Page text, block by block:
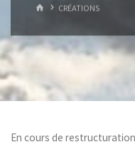
HOMECRÉATIONS
En cours de